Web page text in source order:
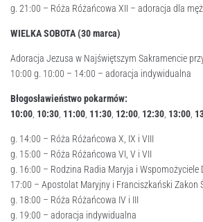
g. 21:00 – Róża Różańcowa XII – adoracja dla
WIELKA SOBOTA (30 marca)
Adoracja Jezusa w Najświętszym Sakramencie
10:00 g. 10:00 – 14:00 – adoracja indywidualna
Błogosławieństwo pokarmów:
10:00, 10:30, 11:00, 11:30, 12:00, 12:30, 13:00,
g. 14:00 – Róża Różańcowa X, IX i VIII
g. 15:00 – Róża Różańcowa VI, V i VII
g. 16:00 – Rodzina Radia Maryja i Wspomożyciele
17:00 – Apostolat Maryjny i Franciszkański Zakon
g. 18:00 – Róża Różańcowa IV i III
g. 19:00 – adoracja indywidualna